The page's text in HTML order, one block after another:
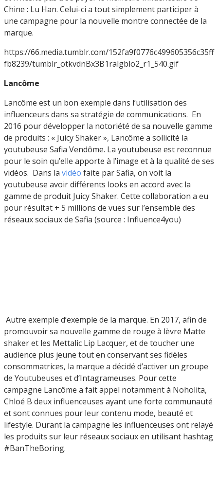
Chine : Lu Han. Celui-ci a tout simplement participer à
une campagne pour la nouvelle montre connectée de la
marque.
https://66.media.tumblr.com/152fa9f0776c499605356c35ff
fb8239/tumblr_otkvdnBx3B1ralgblo2_r1_540.gif
Lancôme
Lancôme est un bon exemple dans l’utilisation des
influenceurs dans sa stratégie de communications. En
2016 pour développer la notoriété de sa nouvelle gamme
de produits : « Juicy Shaker », Lancôme a sollicité la
youtubeuse Safia Vendôme. La youtubeuse est reconnue
pour le soin qu’elle apporte à l’image et à la qualité de ses
vidéos. Dans la vidéo faite par Safia, on voit la
youtubeuse avoir différents looks en accord avec la
gamme de produit Juicy Shaker. Cette collaboration a eu
pour résultat + 5 millions de vues sur l’ensemble des
réseaux sociaux de Safia (source : Influence4you)
Autre exemple d’exemple de la marque. En 2017, afin de
promouvoir sa nouvelle gamme de rouge à lèvre Matte
shaker et les Mettalic Lip Lacquer, et de toucher une
audience plus jeune tout en conservant ses fidèles
consommatrices, la marque a décidé d’activer un groupe
de Youtubeuses et d’Intagrameuses. Pour cette
campagne Lancôme a fait appel notamment à Noholita,
Chloé B deux influenceuses ayant une forte communauté
et sont connues pour leur contenu mode, beauté et
lifestyle. Durant la campagne les influenceuses ont relayé
les produits sur leur réseaux sociaux en utilisant hashtag
#BanTheBoring.